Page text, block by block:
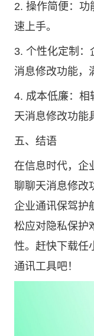
2. 操作简便：功
速上手。
3. 个性化定制：
消息修改功能，
4. 成本低廉：相
天消息修改功能
五、结语
在信息时代，企
聊聊天消息修改
企业通讯保驾护
松应对隐私保护
性。赶快下载任
通讯工具吧！